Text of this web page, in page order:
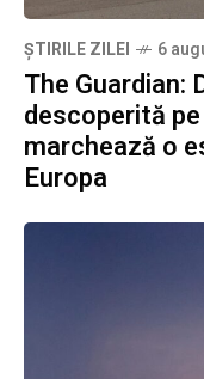
ȘTIRILE ZILEI 6
The Guardian:
descoperită
marchează o
Europa